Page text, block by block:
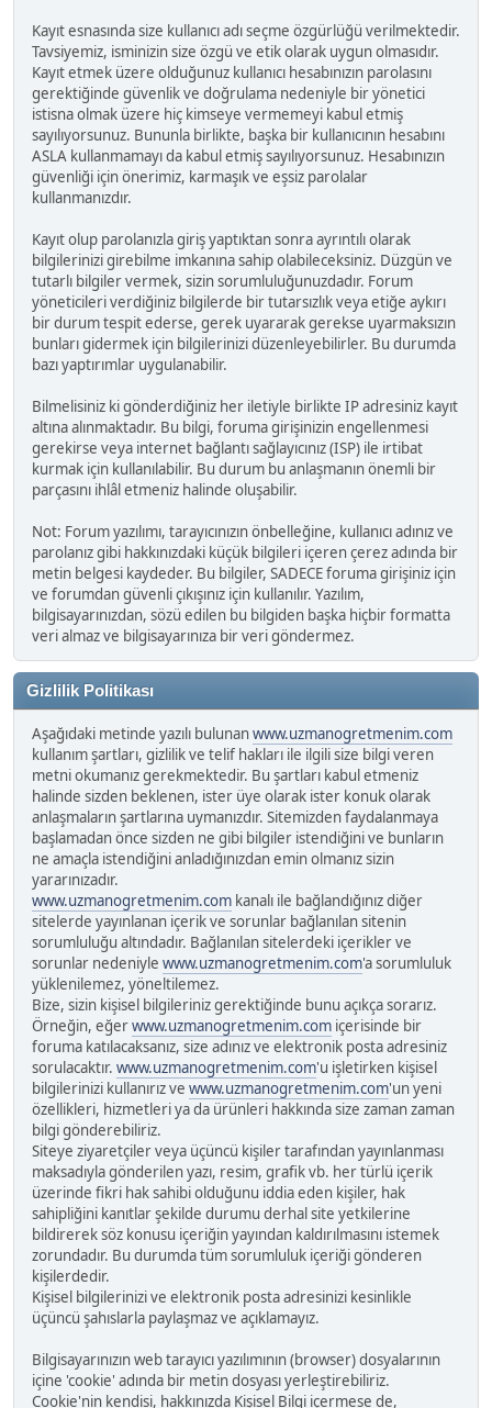
Kayıt esnasında size kullanıcı adı seçme özgürlüğü verilmektedir.
Tavsiyemiz, isminizin size özgü ve etik olarak uygun olmasıdır.
Kayıt etmek üzere olduğunuz kullanıcı hesabınızın parolasını
gerektiğinde güvenlik ve doğrulama nedeniyle bir yönetici
istisna olmak üzere hiç kimseye vermemeyi kabul etmiş
sayılıyorsunuz. Bununla birlikte, başka bir kullanıcının hesabını
ASLA kullanmamayı da kabul etmiş sayılıyorsunuz. Hesabınızın
güvenliği için önerimiz, karmaşık ve eşsiz parolalar
kullanmanızdır.
Kayıt olup parolanızla giriş yaptıktan sonra ayrıntılı olarak
bilgilerinizi girebilme imkanına sahip olabileceksiniz. Düzgün ve
tutarlı bilgiler vermek, sizin sorumluluğunuzdadır. Forum
yöneticileri verdiğiniz bilgilerde bir tutarsızlık veya etiğe aykırı
bir durum tespit ederse, gerek uyararak gerekse uyarmaksızın
bunları gidermek için bilgilerinizi düzenleyebilirler. Bu durumda
bazı yaptırımlar uygulanabilir.
Bilmelisiniz ki gönderdiğiniz her iletiyle birlikte IP adresiniz kayıt
altına alınmaktadır. Bu bilgi, foruma girişinizin engellenmesi
gerekirse veya internet bağlantı sağlayıcınız (ISP) ile irtibat
kurmak için kullanılabilir. Bu durum bu anlaşmanın önemli bir
parçasını ihlâl etmeniz halinde oluşabilir.
Not: Forum yazılımı, tarayıcınızın önbelleğine, kullanıcı adınız ve
parolanız gibi hakkınızdaki küçük bilgileri içeren çerez adında bir
metin belgesi kaydeder. Bu bilgiler, SADECE foruma girişiniz için
ve forumdan güvenli çıkışınız için kullanılır. Yazılım,
bilgisayarınızdan, sözü edilen bu bilgiden başka hiçbir formatta
veri almaz ve bilgisayarınıza bir veri göndermez.
Gizlilik Politikası
Aşağıdaki metinde yazılı bulunanwww.uzmanogretmenim.com
kullanım şartları, gizlilik ve telif hakları ile ilgili size bilgi veren
metni okumanız gerekmektedir. Bu şartları kabul etmeniz
halinde sizden beklenen, ister üye olarak ister konuk olarak
anlaşmaların şartlarına uymanızdır. Sitemizden faydalanmaya
başlamadan önce sizden ne gibi bilgiler istendiğini ve bunların
ne amaçla istendiğini anladığınızdan emin olmanız sizin
yararınızadır.
www.uzmanogretmenim.com kanalı ile bağlandığınız diğer
sitelerde yayınlanan içerik ve sorunlar bağlanılan sitenin
sorumluluğu altındadır. Bağlanılan sitelerdeki içerikler ve
sorunlar nedeniyle www.uzmanogretmenim.com'a sorumluluk
yüklenilemez, yöneltilemez.
Bize, sizin kişisel bilgileriniz gerektiğinde bunu açıkça sorarız.
Örneğin, eğerwww.uzmanogretmenim.com içerisinde bir
foruma katılacaksanız, size adınız ve elektronik posta adresiniz
sorulacaktır. www.uzmanogretmenim.com'u işletirken kişisel
bilgilerinizi kullanırız ve www.uzmanogretmenim.com'un yeni
özellikleri, hizmetleri ya da ürünleri hakkında size zaman zaman
bilgi gönderebiliriz.
Siteye ziyaretçiler veya üçüncü kişiler tarafından yayınlanması
maksadıyla gönderilen yazı, resim, grafik vb. her türlü içerik
üzerinde fikri hak sahibi olduğunu iddia eden kişiler, hak
sahipliğini kanıtlar şekilde durumu derhal site yetkilerine
bildirerek söz konusu içeriğin yayından kaldırılmasını istemek
zorundadır. Bu durumda tüm sorumluluk içeriği gönderen
kişilerdedir.
Kişisel bilgilerinizi ve elektronik posta adresinizi kesinlikle
üçüncü şahıslarla paylaşmaz ve açıklamayız.
Bilgisayarınızın web tarayıcı yazılımının (browser) dosyalarının
içine 'cookie' adında bir metin dosyası yerleştirebiliriz.
Cookie'nin kendisi, hakkınızda Kişisel Bilgi içermese de,